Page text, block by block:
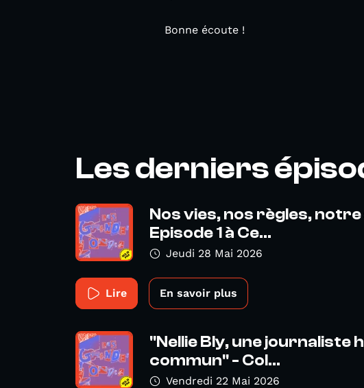
Bonne écoute !
Les derniers
Nos vies, nos règles,
Episode 1 à Ce...
Jeudi 28 Mai 2026
Lire En savoir plus
"Nellie Bly, une journaliste
commun" - Col...
Vendredi 22 Mai 2026